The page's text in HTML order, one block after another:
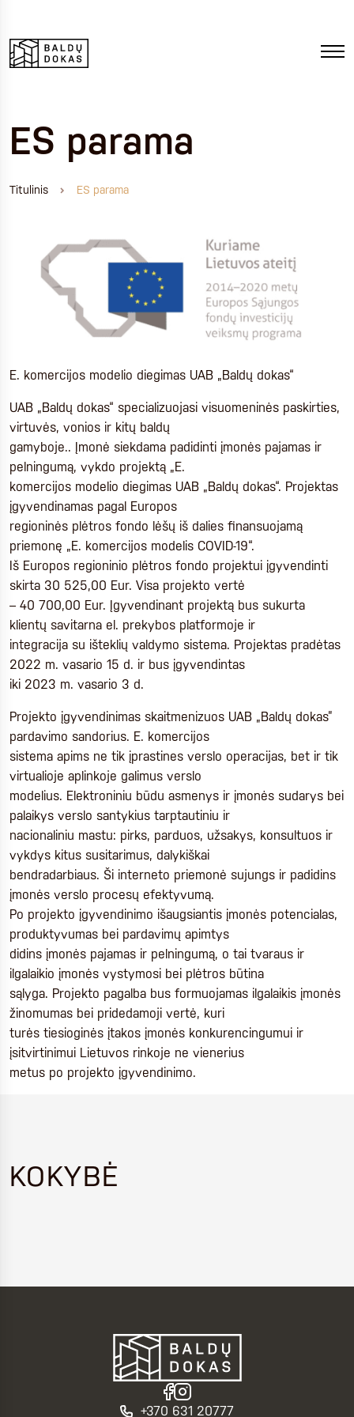
ES parama
Titulinis ES parama
E. komercijos modelio diegimas UAB „Baldų dokas“
UAB „Baldų dokas“ specializuojasi visuomeninės paskirties,
virtuvės, vonios ir kitų baldų
gamyboje.. Įmonė siekdama padidinti įmonės pajamas ir
pelningumą, vykdo projektą „E.
komercijos modelio diegimas UAB „Baldų dokas“. Projektas
įgyvendinamas pagal Europos
regioninės plėtros fondo lėšų iš dalies finansuojamą
priemonę „E. komercijos modelis COVID-19“.
Iš Europos regioninio plėtros fondo projektui įgyvendinti
skirta 30 525,00 Eur. Visa projekto vertė
– 40 700,00 Eur. Įgyvendinant projektą bus sukurta
klientų savitarna el. prekybos platformoje ir
integracija su išteklių valdymo sistema. Projektas pradėtas
2022 m. vasario 15 d. ir bus įgyvendintas
iki 2023 m. vasario 3 d.
Projekto įgyvendinimas skaitmenizuos UAB „Baldų dokas”
pardavimo sandorius. E. komercijos
sistema apims ne tik įprastines verslo operacijas, bet ir tik
virtualioje aplinkoje galimus verslo
modelius. Elektroniniu būdu asmenys ir įmonės sudarys bei
palaikys verslo santykius tarptautiniu ir
nacionaliniu mastu: pirks, parduos, užsakys, konsultuos ir
vykdys kitus susitarimus, dalykiškai
bendradarbiaus. Ši interneto priemonė sujungs ir padidins
įmonės verslo procesų efektyvumą.
Po projekto įgyvendinimo išaugsiantis įmonės potencialas,
produktyvumas bei pardavimų apimtys
didins įmonės pajamas ir pelningumą, o tai tvaraus ir
ilgalaikio įmonės vystymosi bei plėtros būtina
sąlyga. Projekto pagalba bus formuojamas ilgalaikis įmonės
žinomumas bei pridedamoji vertė, kuri
turės tiesioginės įtakos įmonės konkurencingumui ir
įsitvirtinimui Lietuvos rinkoje ne vienerius
metus po projekto įgyvendinimo.
KOKYBĖ
+370 631 20777